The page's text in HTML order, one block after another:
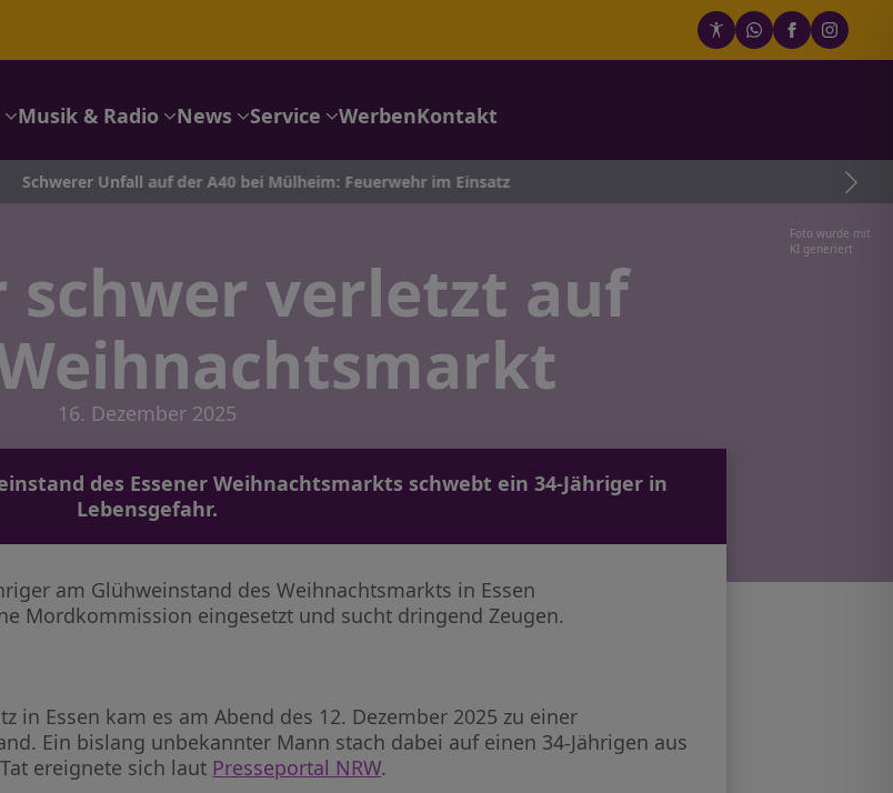
Musik & Radio News Service WerbenKontakt
auf der A40 bei Mülheim: Feuerwehr im Einsatz
Foto wurde mit
KI generiert
schwer verletzt auf
16. Dezember 2025
des Essener Weihnachtsmarkts schwebt ein 34-Jähriger in
Lebensgefahr.
am Glühweinstand des Weihnachtsmarkts in Essen
Mordkommission eingesetzt und sucht dringend Zeugen.
in Essen kam es am Abend des 12. Dezember 2025 zu einer
Ein bislang unbekannter Mann stach dabei auf einen 34-Jährigen aus
ereignete sich laut Presseportal NRW.